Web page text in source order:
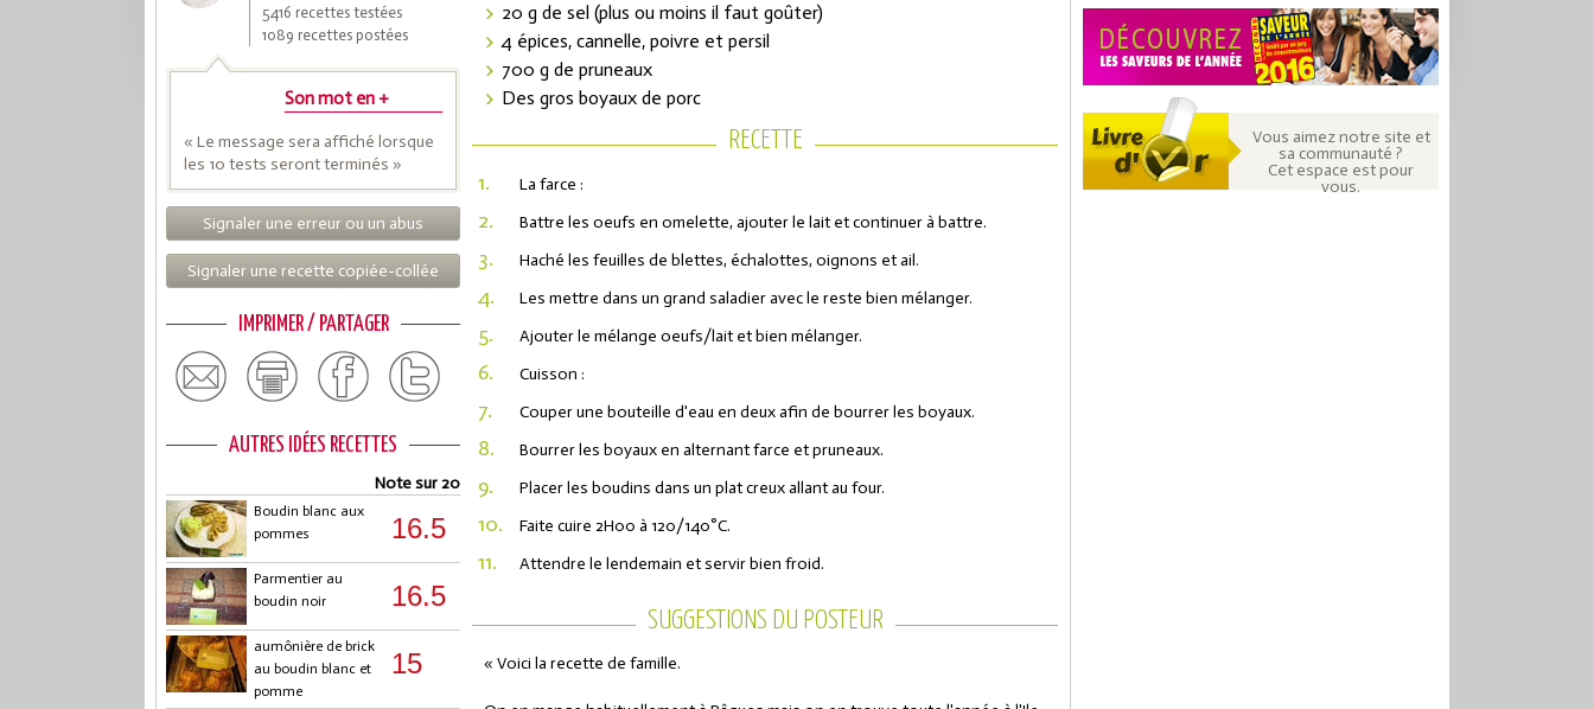
5416 recettes testées
1089 recettes postées
Son mot en +
« Le message sera affiché lorsque
les 10 tests seront terminés »
Signaler une erreur ou un abus
Signaler une recette copiée-collée
IMPRIMER / PARTAGER
AUTRES IDÉES RECETTES
Note sur 20
Boudin blanc aux
pommes
16.5
Parmentier au
boudin noir
16.5
aumônière de brick
au boudin blanc et
pomme
15
20 g de sel (plus ou moins il faut goûter)
4 épices, cannelle, poivre et persil
700 g de pruneaux
Des gros boyaux de porc
RECETTE
1. La farce :
2. Battre les oeufs en omelette, ajouter le lait et continuer à battre.
3. Haché les feuilles de blettes, échalottes, oignons et ail.
4. Les mettre dans un grand saladier avec le reste bien mélanger.
5. Ajouter le mélange oeufs/lait et bien mélanger.
6. Cuisson :
7. Couper une bouteille d'eau en deux afin de bourrer les boyaux.
8. Bourrer les boyaux en alternant farce et pruneaux.
9. Placer les boudins dans un plat creux allant au four.
10. Faite cuire 2H00 à 120/140°C.
11. Attendre le lendemain et servir bien froid.
SUGGESTIONS DU POSTEUR
« Voici la recette de famille.
Saveurs de l'Année
Vous aimez notre site et
sa communauté ?
Cet espace est pour
vous.